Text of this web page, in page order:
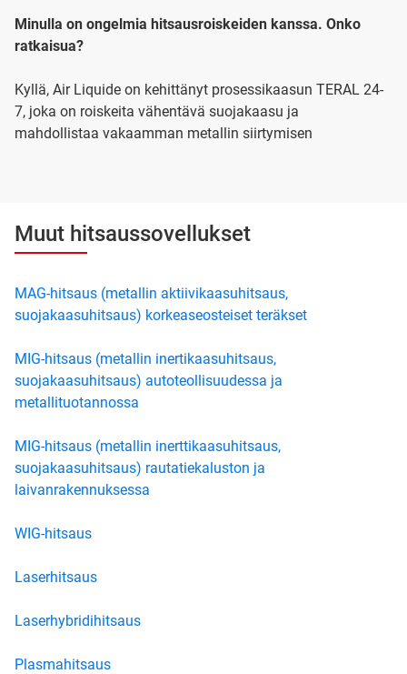
Minulla on ongelmia hitsausroiskeiden kanssa. Onko
ratkaisua?
Kyllä, Air Liquide on kehittänyt prosessikaasun TERAL 24-
7, joka on roiskeita vähentävä suojakaasu ja
mahdollistaa vakaamman metallin siirtymisen
Muut hitsaussovellukset
MAG-hitsaus (metallin aktiivikaasuhitsaus,
suojakaasuhitsaus) korkeaseosteiset teräkset
MIG-hitsaus (metallin inertikaasuhitsaus,
suojakaasuhitsaus) autoteollisuudessa ja
metallituotannossa
MIG-hitsaus (metallin inerttikaasuhitsaus,
suojakaasuhitsaus) rautatiekaluston ja
laivanrakennuksessa
WIG-hitsaus
Laserhitsaus
Laserhybridihitsaus
Plasmahitsaus